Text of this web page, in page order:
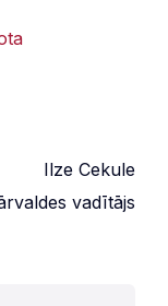
Ilze Cekule
vadītājs